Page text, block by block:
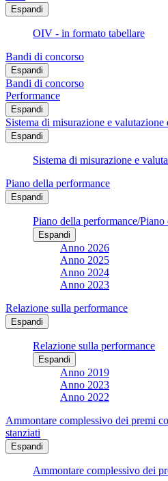
Espandi
OIV - in formato tabellare
Bandi di concorso
Espandi
Bandi di concorso
Performance
Espandi
Sistema di misurazione e valutazione
Espandi
Sistema di misurazione e
Piano della performance
Espandi
Piano della performance/
Espandi
Anno 2026
Anno 2025
Anno 2024
Anno 2023
Relazione sulla performance
Espandi
Relazione sulla performance
Espandi
Anno 2019
Anno 2023
Anno 2022
Ammontare complessivo dei premi
stanziati
Espandi
Ammontare complessivo dei